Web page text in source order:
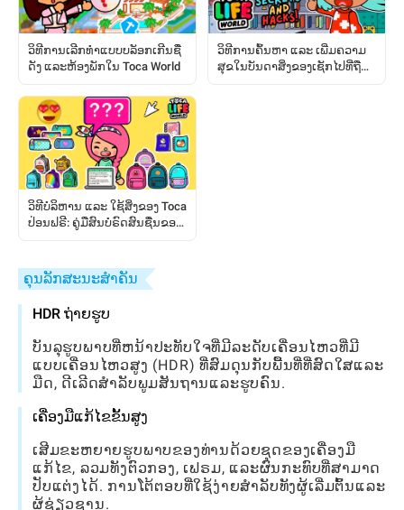
ວິທີການເລີກທຳແບບບລັອກເກີນຊື່
ດັງ ແລະຫ້ອງພັກໃນ Toca World
ວິທີການຄົ້ນຫາ ແລະ ເພີ່ມຄວາມ
ສຸຂໃນບັນດາສິ່ງຂອງເຊັກໄປທີ່ຖືກ
ວິທີບໍລິຫານ ແລະ ໃຊ້ສິ່ງຂອງ Toca
ປ່ອນຟຣີ: ຄູ່ມືສົນບໍຣົດສົນຊື່ນຂອງ
ຄຸນລັກສະນະສໍາຄັນ
HDR ຖ່າຍຮູບ
ບັນລຸຮູບພາບທີ່ຫນ້າປະທັບໃຈທີ່ມີລະດັບເຄື່ອນໄຫວທີ່ມີ
ແບບເຄື່ອນໄຫວສູງ (HDR) ທີ່ສົມດຸນກັບພື້ນທີ່ທີ່ສົດໃສແລະ
ມືດ, ດີເລີດສໍາລັບພູມສັນຖານແລະຮູບຄົນ.
ເຄື່ອງມືແກ້ໄຂຂັ້ນສູງ
ເສີມຂະຫຍາຍຮູບພາບຂອງທ່ານດ້ວຍຊຸດຂອງເຄື່ອງມື
ແກ້ໄຂ, ລວມທັງຕົວກອງ, ເຟຣມ, ແລະຜົນກະທົບທີ່ສາມາດ
ປັບແຕ່ງໄດ້. ການໂຕ້ຕອບທີ່ໃຊ້ງ່າຍສໍາລັບທັງຜູ້ເລີ່ມຕົ້ນແລະ
ຜູ້ຊ່ຽວຊານ.